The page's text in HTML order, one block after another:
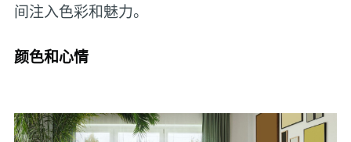
间注入色彩和魅力。
颜色和心情